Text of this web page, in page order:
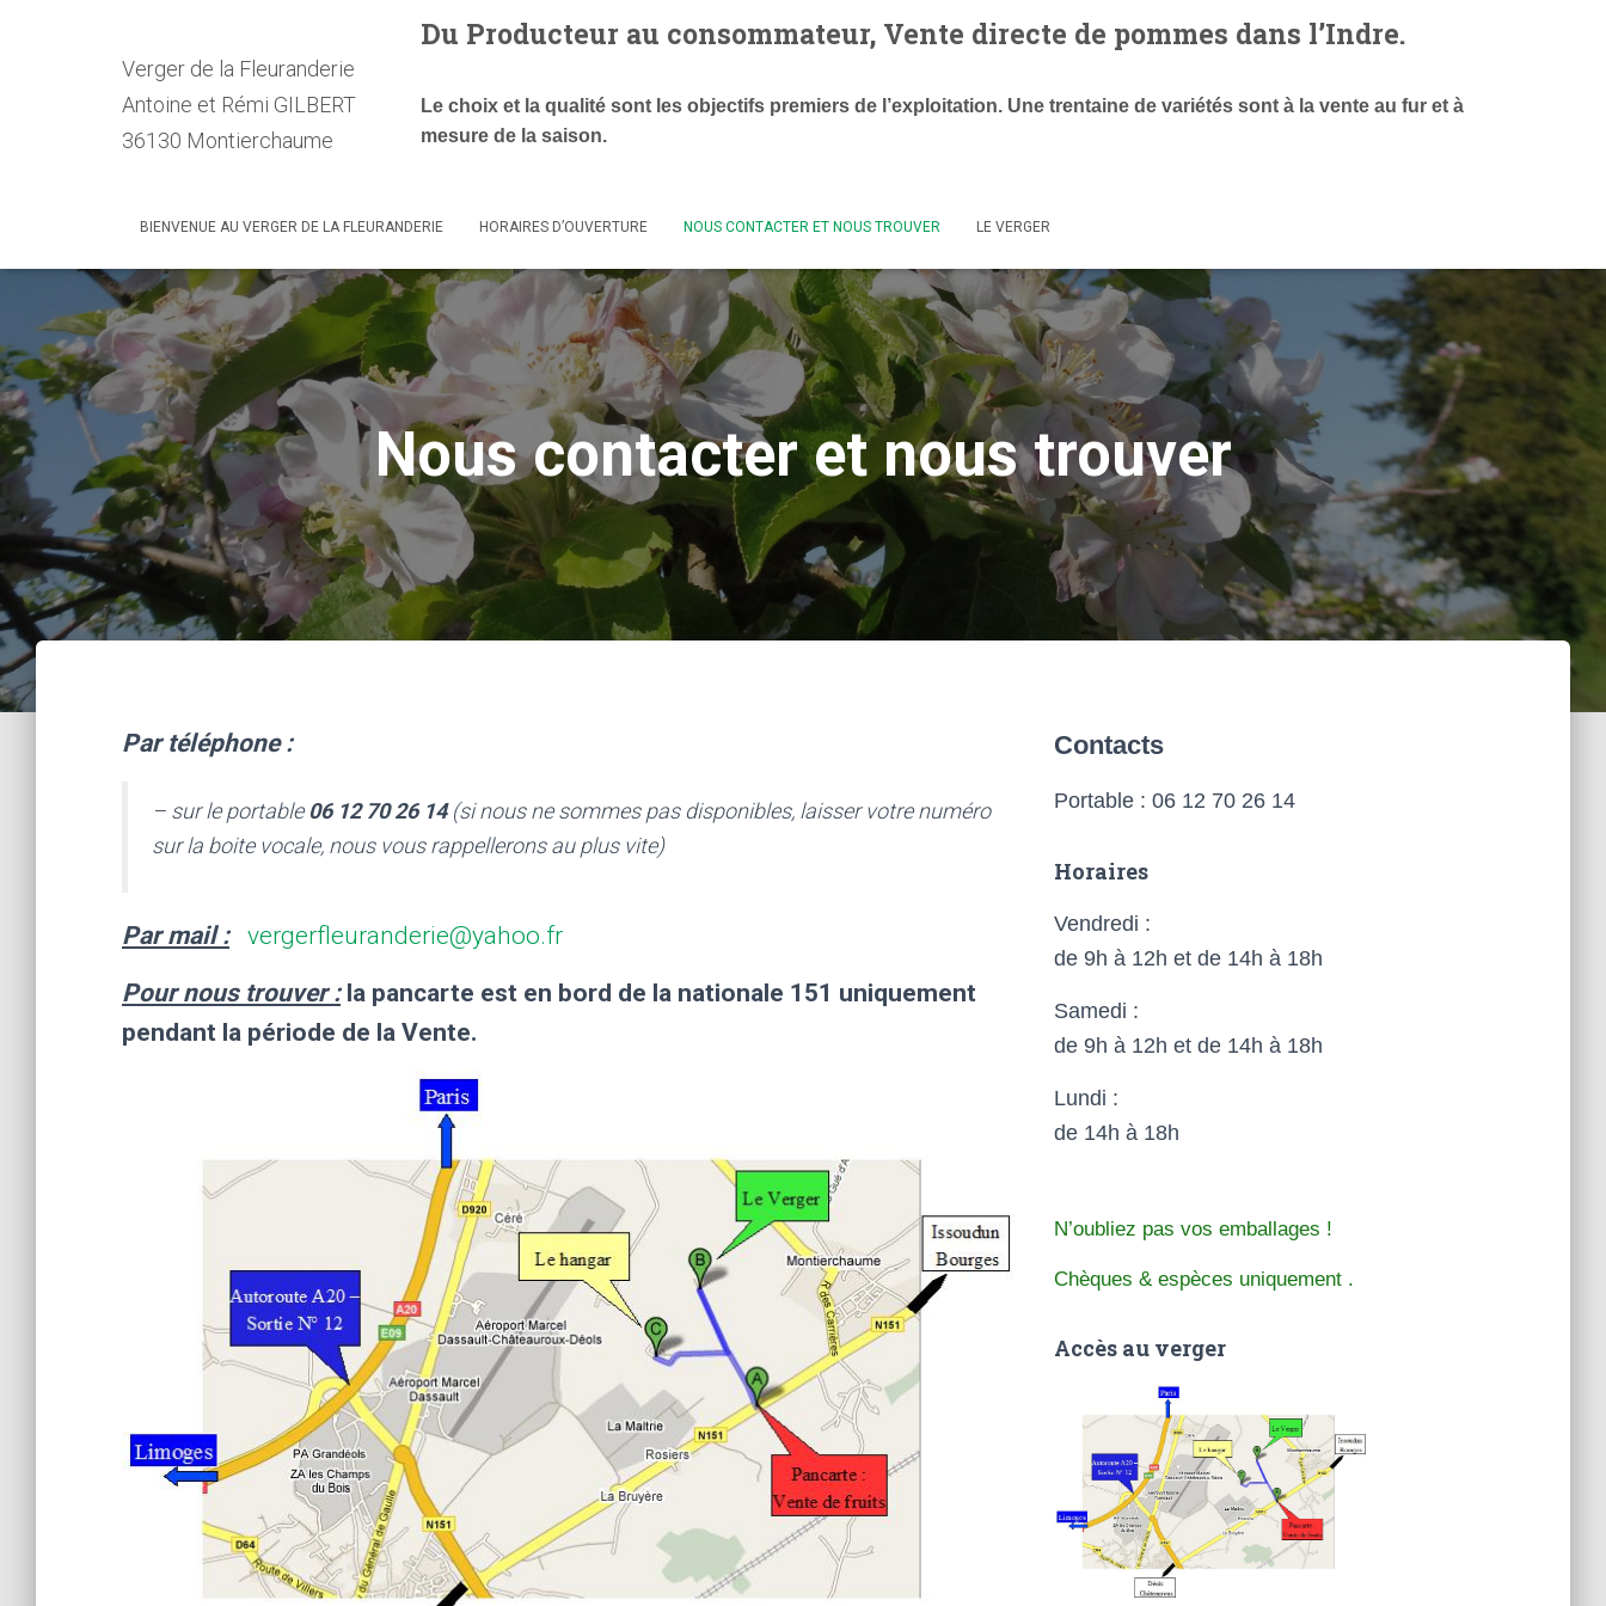
Du Producteur au consommateur, Vente directe de pommes dans l’Indre.
Le choix et la qualité sont les objectifs premiers de l’exploitation. Une trentaine de variétés sont à la vente au fur et à
mesure de la saison.
Verger de la Fleuranderie
Antoine et Rémi GILBERT
36130 Montierchaume
BIENVENUE AU VERGER DE LA FLEURANDERIE HORAIRES D’OUVERTURE NOUS CONTACTER ET NOUS TROUVER LE VERGER
Nous contacter et nous trouver
Par téléphone :
– sur le portable06 12 70 26 14(si nous ne sommes pas disponibles, laisser votre numéro
sur la boite vocale, nous vous rappellerons au plus vite)
Par mail :
vergerfleuranderie@yahoo.fr
Pour nous trouver :la pancarte est en bord de la nationale 151 uniquement
pendant la période de la Vente.
Contacts
Portable : 06 12 70 26 14
Horaires
Vendredi :
de 9h à 12h et de 14h à 18h
Samedi :
de 9h à 12h et de 14h à 18h
Lundi :
de 14h à 18h
N’oubliez pas vos emballages !
Chèques & espèces uniquement .
Accès au verger